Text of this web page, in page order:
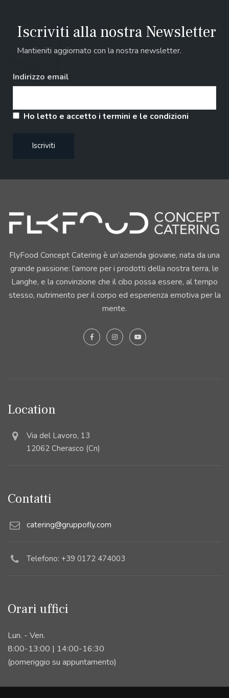
Iscriviti alla nostra Newsletter
Mantieniti aggiornato con la nostra newsletter.
Indirizzo email
Ho letto e accetto i termini e le condizioni
FlyFood Concept Catering è un’azienda giovane, nata da una
grande passione: l’amore per i prodotti della nostra terra, le
Langhe, e la convinzione che il cibo possa essere, al tempo
stesso, nutrimento per il corpo ed esperienza emotiva per la
mente.
Location
Via del Lavoro, 13
12062 Cherasco (Cn)
Contatti
catering@gruppofly.com
Telefono: +39 0172 474003
Orari uffici
Lun. - Ven.
8:00-13:00 | 14:00-16:30
(pomeriggio su appuntamento)